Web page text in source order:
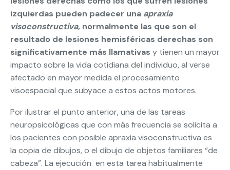
izquierdas pueden padecer una apraxia
visoconstructiva, normalmente las que son el
resultado de lesiones hemisféricas derechas son
significativamente más llamativas y tienen un mayor
impacto sobre la vida cotidiana del individuo, al verse
afectado en mayor medida el procesamiento
visoespacial que subyace a estos actos motores.
Por ilustrar el punto anterior, una de las tareas
neuropsicológicas que con más frecuencia se solicita a
los pacientes con posible apraxia visoconstructiva es
la copia de dibujos, o el dibujo de objetos familiares “de
cabeza”. La ejecución en esta tarea habitualmente